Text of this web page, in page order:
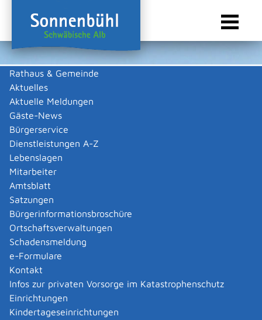
Rathaus & Gemeinde
Aktuelles
Aktuelle Meldungen
Gäste-News
Bürgerservice
Dienstleistungen A-Z
Lebenslagen
Mitarbeiter
Amtsblatt
Satzungen
Bürgerinformationsbroschüre
Ortschaftsverwaltungen
Schadensmeldung
e-Formulare
Kontakt
Infos zur privaten Vorsorge im Katastrophenschutz
Einrichtungen
Kindertageseinrichtungen
Sie sind hier:
Gastronomie
Landhotel Sonnenbühl (Restaurant) *** Wilmandingen
Landhotel Sonnenbühl (Restaurant) ***
Mehr …
Pizzeria - Ristorante Da Pino Sportheim TSV Undingen
Pizzeria - Ristorante Da Pino
Mehr …